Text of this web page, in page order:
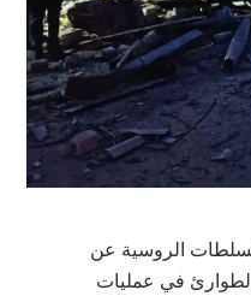
الروسية عن
من عناصر الطوارئ في عمليات